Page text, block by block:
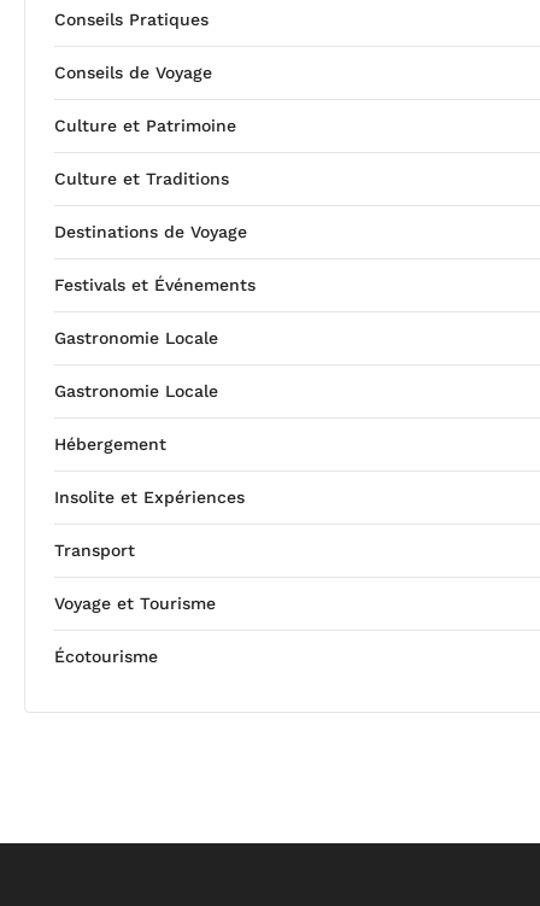
Conseils Pratiques
Conseils de Voyage
Culture et Patrimoine
Culture et Traditions
Destinations de Voyage
Festivals et Événements
Gastronomie Locale
Gastronomie Locale
Hébergement
Insolite et Expériences
Transport
Voyage et Tourisme
Écotourisme